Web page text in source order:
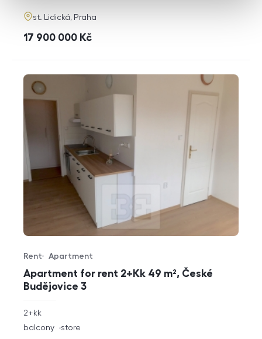
adresa
st. Lidická, Praha
cena
17 900 000 Kč
Apartment for rent 2+Kk 49 m², České
Budějovice 3
Offer type
Rent
Property type
Apartment
rozměry
2+kk
funkce
balcony store